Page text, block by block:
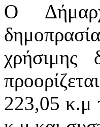
Ο
χρήσιμης
223,05 κ.μ